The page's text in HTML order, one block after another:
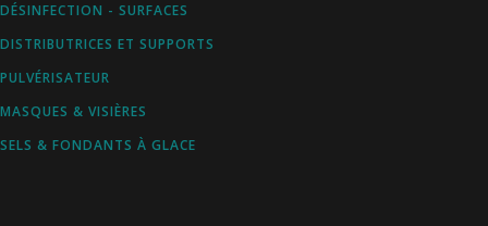
DÉSINFECTION - SURFACES
DISTRIBUTRICES ET SUPPORTS
PULVÉRISATEUR
MASQUES & VISIÈRES
SELS & FONDANTS À GLACE